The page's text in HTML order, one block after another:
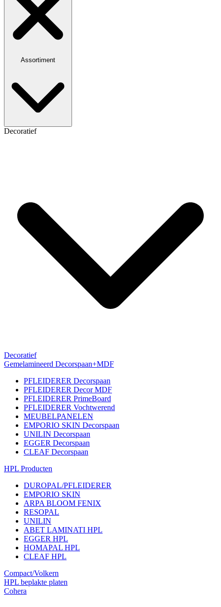
Assortiment
Decoratief
Decoratief
Gemelamineerd Decorspaan+MDF
PFLEIDERER Decorspaan
PFLEIDERER Decor MDF
PFLEIDERER PrimeBoard
PFLEIDERER Vochtwerend
MEUBELPANELEN
EMPORIO SKIN Decorspaan
UNILIN Decorspaan
EGGER Decorspaan
CLEAF Decorspaan
HPL Producten
DUROPAL/PFLEIDERER
EMPORIO SKIN
ARPA BLOOM FENIX
RESOPAL
UNILIN
ABET LAMINATI HPL
EGGER HPL
HOMAPAL HPL
CLEAF HPL
Compact/Volkern
HPL beplakte platen
Cohera